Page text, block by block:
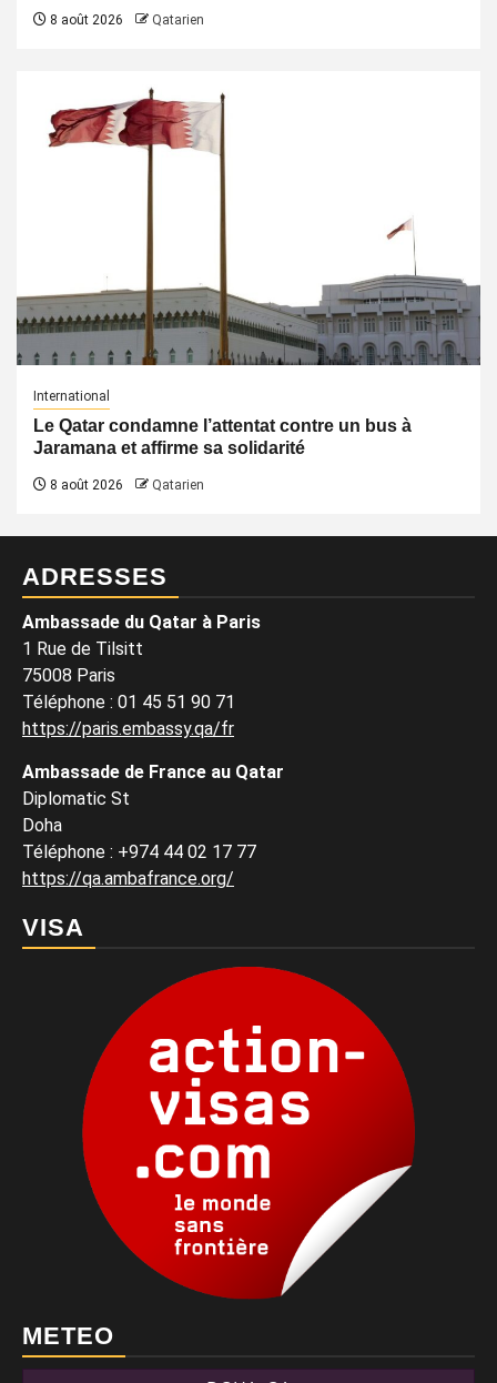
8 août 2026 Qatarien
International
Le Qatar condamne l’attentat contre un bus à
Jaramana et affirme sa solidarité
8 août 2026 Qatarien
ADRESSES
Ambassade du Qatar à Paris
1 Rue de Tilsitt
75008 Paris
Téléphone : 01 45 51 90 71
https://paris.embassy.qa/fr
Ambassade de France au Qatar
Diplomatic St
Doha
Téléphone : +974 44 02 17 77
https://qa.ambafrance.org/
VISA
METEO